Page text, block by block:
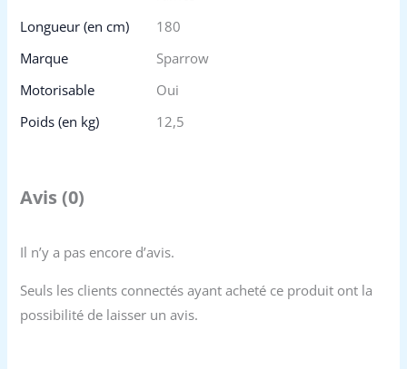
Longueur (en cm)
180
Marque
Sparrow
Motorisable
Oui
Poids (en kg)
12,5
Avis (0)
Il n’y a pas encore d’avis.
Seuls les clients connectés ayant acheté ce produit ont la
possibilité de laisser un avis.